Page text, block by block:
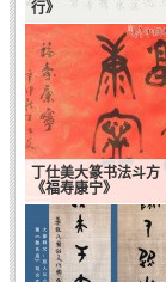
行》
丁仕美大篆书法斗方
《福寿康宁》